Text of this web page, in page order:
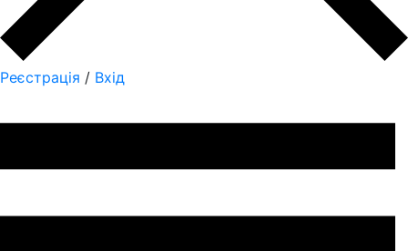
Реєстрація / Вхід